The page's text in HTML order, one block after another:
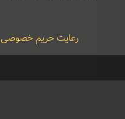
رعایت حریم خصوصی